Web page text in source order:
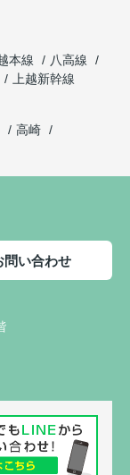
本線
八高線
上越新幹線
高崎
問い合わせ